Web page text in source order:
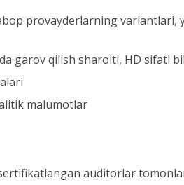
provayderlarning variantlari,
garov qilish sharoiti, HD sifati
malumotlar
auditorlar